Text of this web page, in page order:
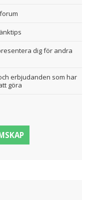
dig för andra
erbjudanden som har
göra